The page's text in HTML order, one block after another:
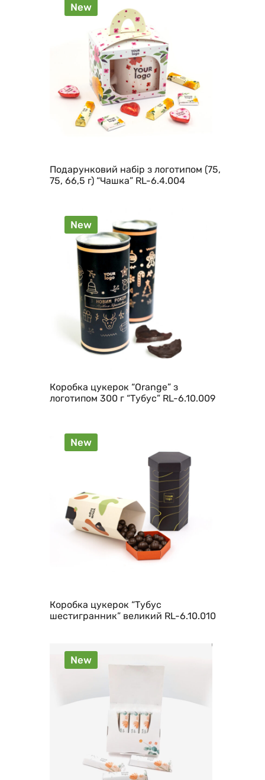
New
Подарунковий набір з логотипом (75,
75, 66,5 г) “Чашка” RL-6.4.004
New
Коробка цукерок “Orange” з
логотипом 300 г “Тубус” RL-6.10.009
New
Коробка цукерок “Тубус
шестигранник” великий RL-6.10.010
New